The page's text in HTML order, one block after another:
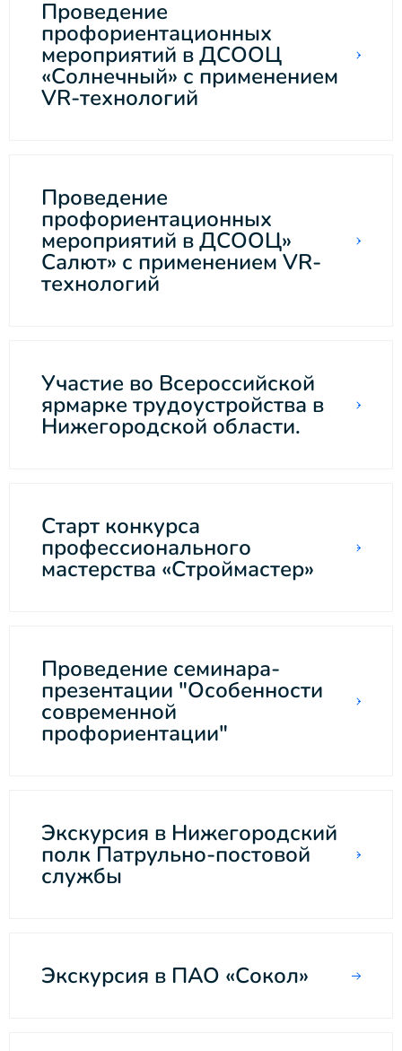
Проведение
профориентационных
мероприятий в ДСООЦ
«Солнечный» с применением
VR-технологий
Проведение
профориентационных
мероприятий в ДСООЦ»
Салют» с применением VR-
технологий
Участие во Всероссийской
ярмарке трудоустройства в
Нижегородской области.
Старт конкурса
профессионального
мастерства «Строймастер»
Проведение семинара-
презентации "Особенности
современной
профориентации"
Экскурсия в Нижегородский
полк Патрульно-постовой
службы
Экскурсия в ПАО «Сокол»